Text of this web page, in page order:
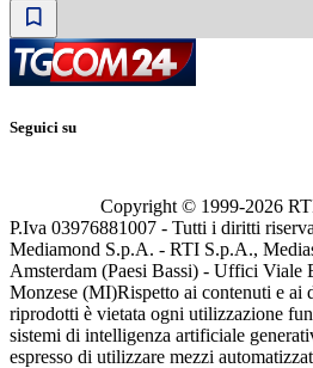
Seguici su
Copyright © 1999-2026
P.Iva 03976881007 - Tutti i diritti
Mediamond S.p.A. - RTI S.p.A.,
Amsterdam (Paesi Bassi) - Uffici Viale
Monzese (MI)Rispetto ai contenuti e ai
riprodotti è vietata ogni utilizzazione
sistemi di intelligenza artificiale
espresso di utilizzare mezzi